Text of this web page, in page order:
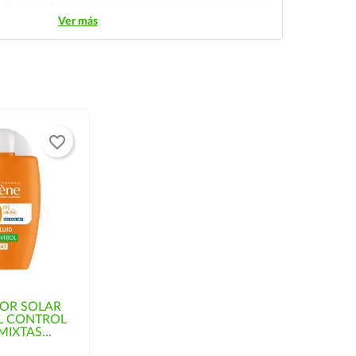
y entrega segura.
Ver más
SOLAR
CONTROL
favorite_border